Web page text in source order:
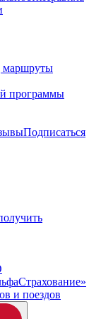
программы
Подписаться
и поездов